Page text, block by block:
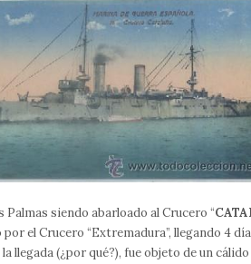
Palmas siendo abarloado al Crucero “
el Crucero “Extremadura”, llegando 4
llegada (¿por qué?), fue objeto de un